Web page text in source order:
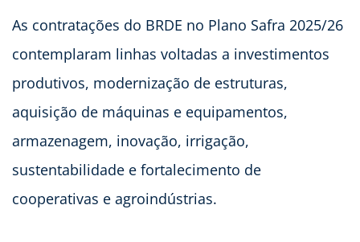
As contratações do BRDE no Plano Safra 2025/26
contemplaram linhas voltadas a investimentos
produtivos, modernização de estruturas,
aquisição de máquinas e equipamentos,
armazenagem, inovação, irrigação,
sustentabilidade e fortalecimento de
cooperativas e agroindústrias.